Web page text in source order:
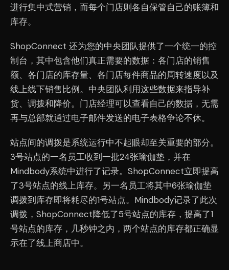
进行集中式营销，而每个门店则各自保管自己的账簿和
库存。
ShopConnect 还为您的中央团队提供了一个统一的控
制台，其中包含他们真正需要的数据：各门店的销售
额、各门店的库存量、各门店每件商品的周转速度以及
线上线下销售比例。中央团队利用这些数据来指导补
货、调拨和降价。门店经理可以查看自己的数据，无需
再与总部就通过电子邮件发送的电子表格争论不休。
站点间的调拨是系统运行中不起眼却至关重要的部分。
3号站点的一名员工收到一批24张瑜伽垫，并在
Mindbody系统中进行了记录。ShopConnect立即提高
了3号站点的线上库存。另一名员工将其中6张瑜伽垫
调拨到库存即将耗尽的1号站点。Mindbody记录了此次
调拨，ShopConnect降低了5号站点的库存，提高了1
号站点的库存，几秒钟之内，两个站点的库存都正确显
示在了线上商店中。